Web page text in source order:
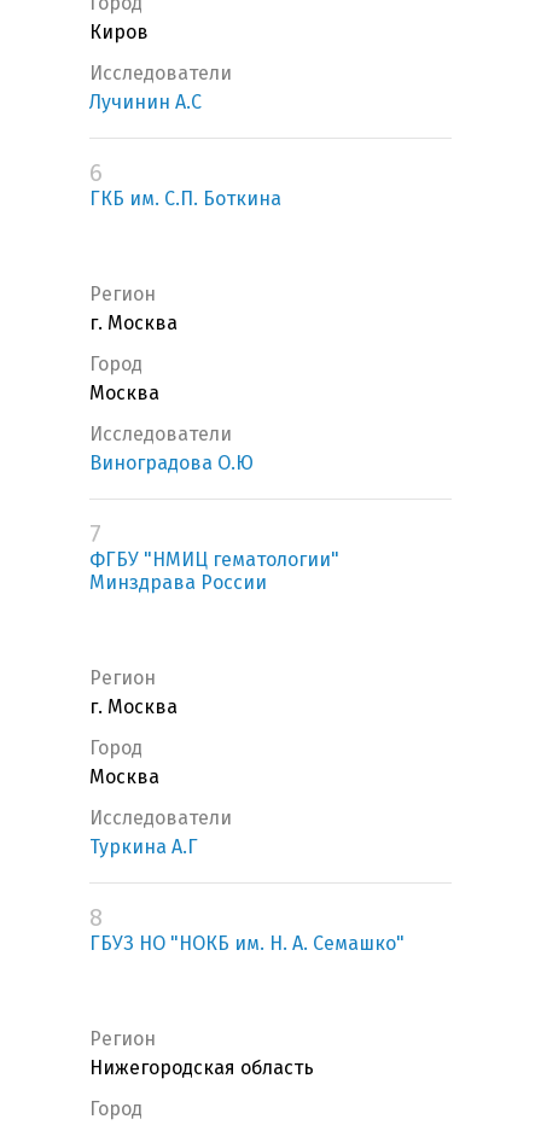
Киров
Исследователи
Лучинин А.С
6
ГКБ им. С.П. Боткина
Регион
г. Москва
Город
Москва
Исследователи
Виноградова О.Ю
7
ФГБУ "НМИЦ гематологии"
Минздрава России
Регион
г. Москва
Город
Москва
Исследователи
Туркина А.Г
8
ГБУЗ НО "НОКБ им. Н. А. Семашко"
Регион
Нижегородская область
Город